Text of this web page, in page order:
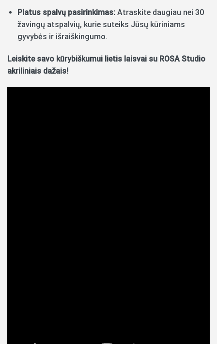
Platus spalvų pasirinkimas:Atraskite daugiau nei 30
žavingų atspalvių, kurie suteiks Jūsų kūriniams
gyvybės ir išraiškingumo.
Leiskite savo kūrybiškumui lietis laisvai su ROSA Studio
akriliniais dažais!